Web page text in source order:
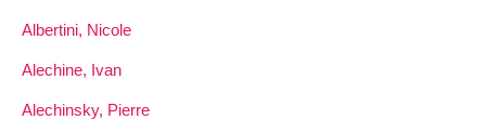
Albertini, Nicole
Alechine, Ivan
Alechinsky, Pierre